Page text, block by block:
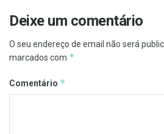
Deixe um comentário
O seu endereço de email não será
marcados com *
Comentário *